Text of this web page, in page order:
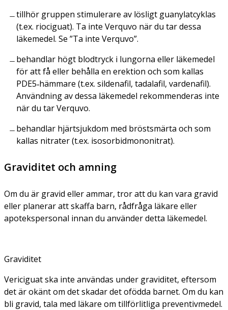
tillhör gruppen stimulerare av lösligt guanylatcyklas
(t.ex. riociguat). Ta inte Verquvo när du tar dessa
läkemedel. Se ”Ta inte Verquvo”.
behandlar högt blodtryck i lungorna eller läkemedel
för att få eller behålla en erektion och som kallas
PDE5‑hämmare (t.ex. sildenafil, tadalafil, vardenafil).
Användning av dessa läkemedel rekommenderas inte
när du tar Verquvo.
behandlar hjärtsjukdom med bröstsmärta och som
kallas nitrater (t.ex. isosorbidmononitrat).
Graviditet och amning
Om du är gravid eller ammar, tror att du kan vara gravid
eller planerar att skaffa barn, rådfråga läkare eller
apotekspersonal innan du använder detta läkemedel.
Graviditet
Vericiguat ska inte användas under graviditet, eftersom
det är okänt om det skadar det ofödda barnet. Om du kan
bli gravid, tala med läkare om tillförlitliga preventivmedel.